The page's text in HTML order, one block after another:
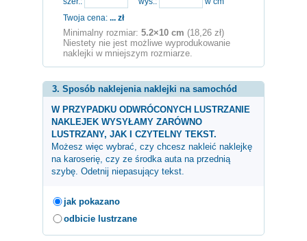
Twoja cena: ... zł
Minimalny rozmiar: 5.2×10 cm (18,26 zł)
Niestety nie jest możliwe wyprodukowanie
naklejki w mniejszym rozmiarze.
3. Sposób naklejenia naklejki na samochód
W PRZYPADKU ODWRÓCONYCH LUSTRZANIE
NAKLEJEK WYSYŁAMY ZARÓWNO
LUSTRZANY, JAK I CZYTELNY TEKST.
Możesz więc wybrać, czy chcesz nakleić naklejkę
na karoserię, czy ze środka auta na przednią
szybę. Odetnij niepasujący tekst.
jak pokazano
odbicie lustrzane